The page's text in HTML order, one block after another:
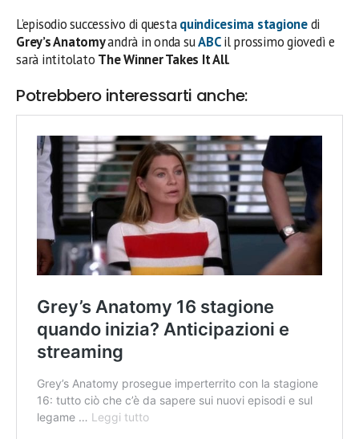
L’episodio successivo di questaquindicesima stagionedi
Grey’s Anatomyandrà in onda suABCil prossimo giovedì e
sarà intitolato The Winner Takes It All.
Potrebbero interessarti anche: